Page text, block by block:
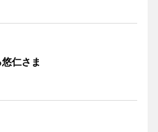
仁さま